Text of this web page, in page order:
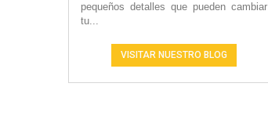
pequeños detalles que pueden cambiar
tu...
VISITAR NUESTRO BLOG